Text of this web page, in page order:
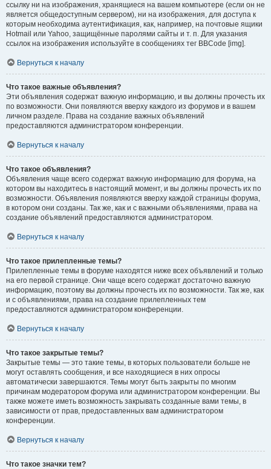
ссылку ни на изображения, хранящиеся на вашем компьютере (если он не
является общедоступным сервером), ни на изображения, для доступа к
которым необходима аутентификация, как, например, на почтовые ящики
Hotmail или Yahoo, защищённые паролями сайты и т. п. Для указания
ссылок на изображения используйте в сообщениях тег BBCode [img].
Вернуться к началу
Что такое важные объявления?
Эти объявления содержат важную информацию, и вы должны прочесть их
по возможности. Они появляются вверху каждого из форумов и в вашем
личном разделе. Права на создание важных объявлений
предоставляются администратором конференции.
Вернуться к началу
Что такое объявления?
Объявления чаще всего содержат важную информацию для форума, на
котором вы находитесь в настоящий момент, и вы должны прочесть их по
возможности. Объявления появляются вверху каждой страницы форума,
в котором они созданы. Так же, как и с важными объявлениями, права на
создание объявлений предоставляются администратором.
Вернуться к началу
Что такое прилепленные темы?
Прилепленные темы в форуме находятся ниже всех объявлений и только
на его первой странице. Они чаще всего содержат достаточно важную
информацию, поэтому вы должны прочесть их по возможности. Так же, как
и с объявлениями, права на создание прилепленных тем
предоставляются администратором конференции.
Вернуться к началу
Что такое закрытые темы?
Закрытые темы — это такие темы, в которых пользователи больше не
могут оставлять сообщения, и все находящиеся в них опросы
автоматически завершаются. Темы могут быть закрыты по многим
причинам модератором форума или администратором конференции. Вы
также можете иметь возможность закрывать созданные вами темы, в
зависимости от прав, предоставленных вам администратором
конференции.
Вернуться к началу
Что такое значки тем?